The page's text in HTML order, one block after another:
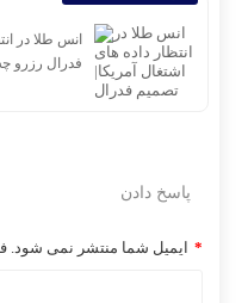
انس طلا در
فدرال رزرو
پاسخ دادن
ایمیل شما منتشر نمی شود. *